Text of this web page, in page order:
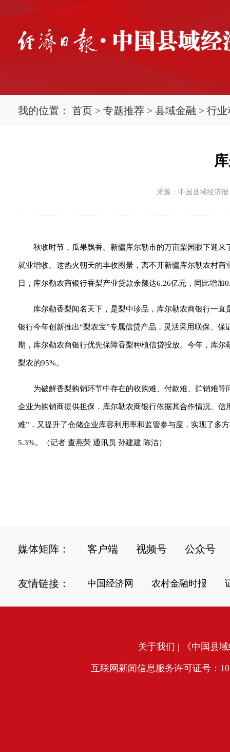
我的位置： 首页 > 专题推荐 > 县域金融 > 行业
来源：中国县域经济报
秋收时节，瓜果飘香。新疆库尔勒市的万亩梨园眼下迎
就业增收。这热火朝天的丰收图景，离不开新疆库尔勒农村
日，库尔勒农商银行香梨产业贷款余额达6.26亿元，同比增
库尔勒香梨闻名天下，是梨中珍品，库尔勒农商银行一
银行今年创新推出“梨农宝”专属信贷产品，灵活采用联保、
期，库尔勒农商银行优先保障香梨种植信贷投放。今年，库
梨农的95%。
为破解香梨购销环节中存在的收购难、付款难、贮销难
企业为购销商提供担保，库尔勒农商银行依据其合作情况、
难”，又提升了仓储企业库容利用率和监管参与度，实现了多
5.3%。 （记者 查燕荣 通讯员 孙建建 陈洁）
媒体矩阵： 客户端 视频号 公众号
友情链接： 中国经济网 农村金融时报
关于我们 | 《中国县
互联网新闻信息服务许可证号：